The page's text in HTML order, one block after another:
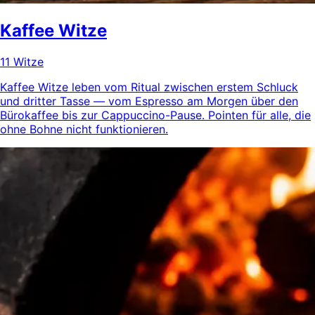
Kaffee Witze
11 Witze
Kaffee Witze leben vom Ritual zwischen erstem Schluck
und dritter Tasse — vom Espresso am Morgen über den
Bürokaffee bis zur Cappuccino-Pause. Pointen für alle, die
ohne Bohne nicht funktionieren.